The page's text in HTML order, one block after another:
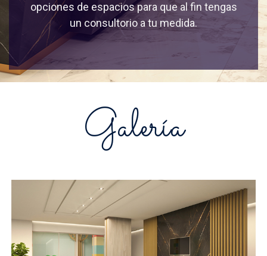
opciones de espacios para que al fin tengas
un consultorio a tu medida.
Galería